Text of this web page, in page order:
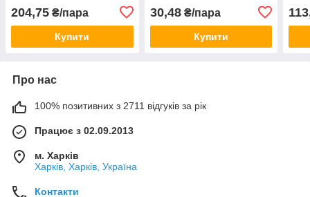
204,75 ₴/пара
Купити
30,48₴/пара
Купити
Про нас
100% позитивних з 2711 відгуків за рік
Працює з 02.09.2013
м. Харків
Харків, Харків, Україна
Контакти